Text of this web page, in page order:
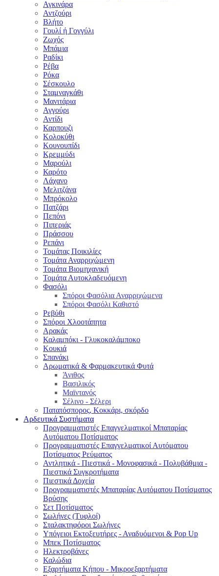
Αγκινάρα
Αντζούρι
Βλήτο
Γουλί ή Γογγύλι
Ζωχός
Μπάμια
Ραδίκι
Ρέβα
Ρόκα
Σέσκουλο
Σταμναγκάθι
Μανιτάρια
Αγγούρι
Αντίδι
Καρπουζι
Κολοκύθι
Κουνουπίδι
Κρεμμύδι
Μαρούλι
Καρότο
Λάχανο
Μελιτζάνα
Μπρόκολο
Πατζάρι
Πεπόνι
Πιπεριάς
Πράσσου
Ρεπάνι
Τομάτας Ποικιλίες
Τομάτα Αναρριχώμενη
Τομάτα Βιομηχανική
Τομάτα Αυτοκλαδευόμενη
Φασόλι
Σπόροι Φασόλια Αναρριχώμενα
Σπόροι Φασόλι Καθιστό
Ρεβύθι
Σπόροι Χλοοτάπητα
Αρακάς
Καλαμπόκι - Γλυκοκαλάμποκο
Κουκιά
Σπανάκι
Αρωματικά & Φαρμακευτικά Φυτά
Άνιθος
Βασιλικός
Μαϊντανός
Σέλινο - Σέλερι
Πατατόσπορος, Κοκκάρι, σκόρδο
Αρδευτικά Συστήματα
Προγραμματιστές Επαγγελματικοί Μπαταρίας
Αυτόματου Ποτίσματος
Προγραμματιστές Επαγγελματικοί Αυτόματου
Ποτίσματος Ρεύματος
Αντλητικά - Πιεστικά - Μονοφασικά - Πολυβάθμια -
Πιεστικά Συγκροτήματα
Πιεστικά Δοχεία
Προγραμματιστές Μπαταρίας Αυτόματου Ποτίσματος
Βρύσης
Σετ Ποτίσματος
Σωλήνες (Τυφλοί)
Σταλακτηφόροι Σωλήνες
Υπόγειοι Εκτοξευτήρες - Αναδυόμενοι & Pop Up
Μπεκ Ποτίσματος
Ηλεκτροβάνες
Καλώδια
Εξαρτήματα Κήπου - Μικροεξαρτήματα